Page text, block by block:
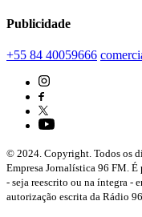
Publicidade
+55 84 40059666
© 2024. Copyright. Todos os
Empresa Jornalística 96 FM.
- seja reescrito ou na íntegra -
autorização escrita da Rádio